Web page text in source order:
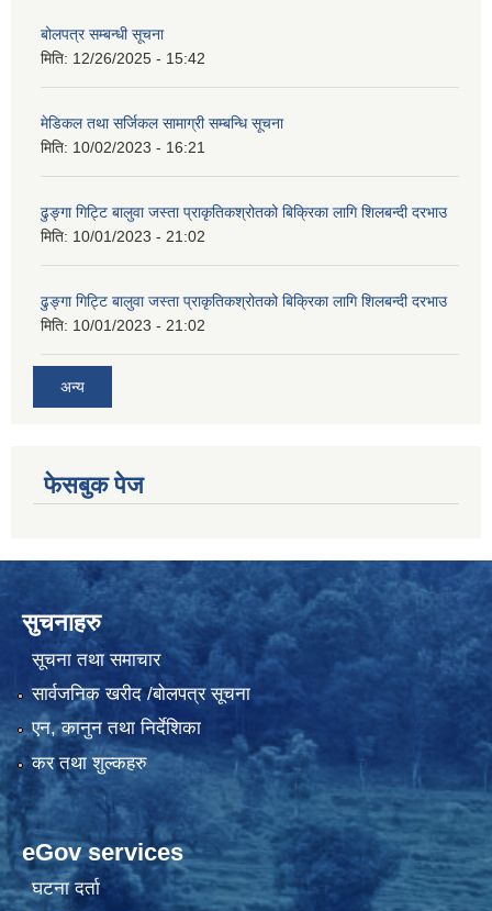
बोलपत्र सम्बन्धी सूचना
मिति: 12/26/2025 - 15:42
मेडिकल तथा सर्जिकल सामाग्री सम्बन्धि सूचना
मिति: 10/02/2023 - 16:21
ढुङ्गा गिट्टि बालुवा जस्ता प्राकृतिकश्रोतको बिक्रिका लागि शिलबन्दी दरभाउ
मिति: 10/01/2023 - 21:02
ढुङ्गा गिट्टि बालुवा जस्ता प्राकृतिकश्रोतको बिक्रिका लागि शिलबन्दी दरभाउ
मिति: 10/01/2023 - 21:02
अन्य
फेसबुक पेज
सुचनाहरु
सूचना तथा समाचार
सार्वजनिक खरीद /बोलपत्र सूचना
एन, कानुन तथा निर्देशिका
कर तथा शुल्कहरु
eGov services
घटना दर्ता